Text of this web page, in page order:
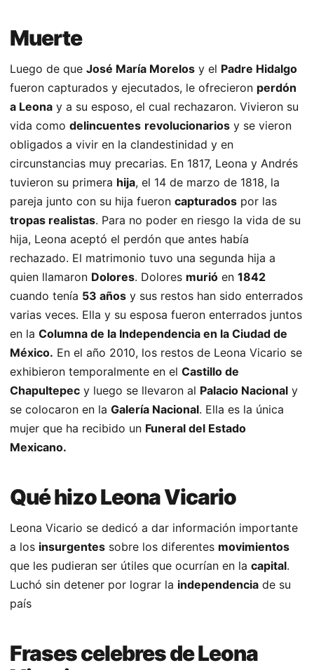
Muerte
Luego de que José María Morelos y el Padre Hidalgo
fueron capturados y ejecutados, le ofrecieron perdón
a Leona y a su esposo, el cual rechazaron. Vivieron su
vida como delincuentes revolucionarios y se vieron
obligados a vivir en la clandestinidad y en
circunstancias muy precarias. En 1817, Leona y Andrés
tuvieron su primera hija, el 14 de marzo de 1818, la
pareja junto con su hija fueron capturados por las
tropas realistas. Para no poder en riesgo la vida de su
hija, Leona aceptó el perdón que antes había
rechazado. El matrimonio tuvo una segunda hija a
quien llamaron Dolores. Dolores murió en 1842
cuando tenía 53 años y sus restos han sido enterrados
varias veces. Ella y su esposa fueron enterrados juntos
en la Columna de la Independencia en la Ciudad de
México. En el año 2010, los restos de Leona Vicario se
exhibieron temporalmente en el Castillo de
Chapultepec y luego se llevaron al Palacio Nacional y
se colocaron en la Galería Nacional. Ella es la única
mujer que ha recibido un Funeral del Estado
Mexicano.
Qué hizo Leona Vicario
Leona Vicario se dedicó a dar información importante
a los insurgentes sobre los diferentes movimientos
que les pudieran ser útiles que ocurrían en la capital.
Luchó sin detener por lograr la independencia de su
país
Frases celebres de Leona